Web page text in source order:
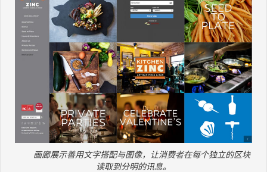
画廊展示善用文字搭配与图像，让消费者在每个独立的区块
读取到分明的讯息。